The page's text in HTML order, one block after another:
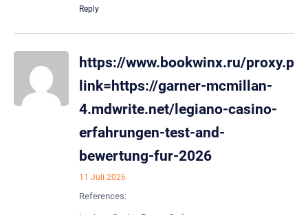
Reply
https://www.bookwinx.ru/
link=https://garner-mcmillan-
4.mdwrite.net/legiano-casino-
erfahrungen-test-and-
bewertung-fur-2026
11 Juli 2026
References: